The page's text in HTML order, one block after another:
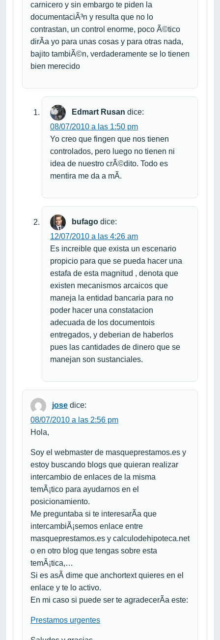
carnicero y sin embargo te piden la
documentaciÃ³n y resulta que no lo
contrastan, un control enorme, poco Ã©tico
dirÃ­a yo para unas cosas y para otras nada,
bajito tambiÃ©n, verdaderamente se lo tienen
bien merecido
Edmart Rusan dice:
08/07/2010 a las 1:50 pm
Yo creo que fingen que nos tienen
controlados, pero luego no tienen ni
idea de nuestro crÃ©dito. Todo es
mentira me da a mÃ­.
bufago dice:
12/07/2010 a las 4:26 am
Es increible que exista un escenario
propicio para que se pueda hacer una
estafa de esta magnitud , denota que
existen mecanismos arcaicos que
maneja la entidad bancaria para no
poder hacer una constatacion
adecuada de los documentois
entregados, y deberian de haberlos
pues las cantidades de dinero que se
manejan son sustanciales.
jose dice:
08/07/2010 a las 2:56 pm
Hola,
Soy el webmaster de masqueprestamos.es y
estoy buscando blogs que quieran realizar
intercambio de enlaces de la misma
temÃ¡tico para ayudarnos en el
posicionamiento.
Me preguntaba si te interesarÃ­a que
intercambiÃ¡semos enlace entre
masqueprestamos.es y calculodehipoteca.net
o en otro blog que tengas sobre esta
temÃ¡tica,…
Si es asÃ­ dime que anchortext quieres en el
enlace y te lo activo.
En mi caso si puede ser te agradecerÃ­a este:
Prestamos urgentes